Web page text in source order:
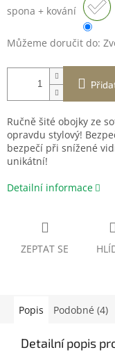
spona + kování
Můžeme doručit do:
Ručně šité obojky ze
opravdu stylový!
bezpečí při snížené
unikátní!
Detailní informace
ZEPTAT SE
Popis Podobné (4)
Detailní popis